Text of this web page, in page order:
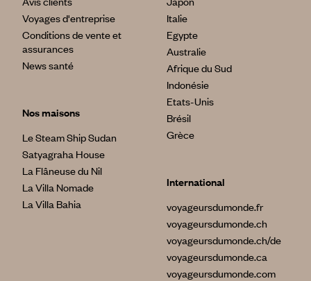
Voyages d'entreprise
Conditions de vente et
assurances
News santé
Nos maisons
Le Steam Ship Sudan
Satyagraha House
La Flâneuse du Nil
La Villa Nomade
La Villa Bahia
Italie
Egypte
Australie
Afrique du Sud
Indonésie
Etats-Unis
Brésil
Grèce
International
voyageursdumonde.fr
voyageursdumonde.ch
voyageursdumonde.ch/de
voyageursdumonde.ca
voyageursdumonde.com